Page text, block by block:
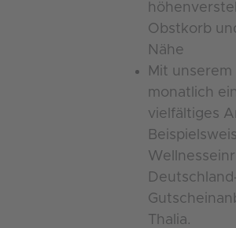
Obstkorb
Nähe
Mit
monatlich
vielfältiges
Thalia.